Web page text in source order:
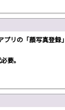
リの「顔写真登録
要。